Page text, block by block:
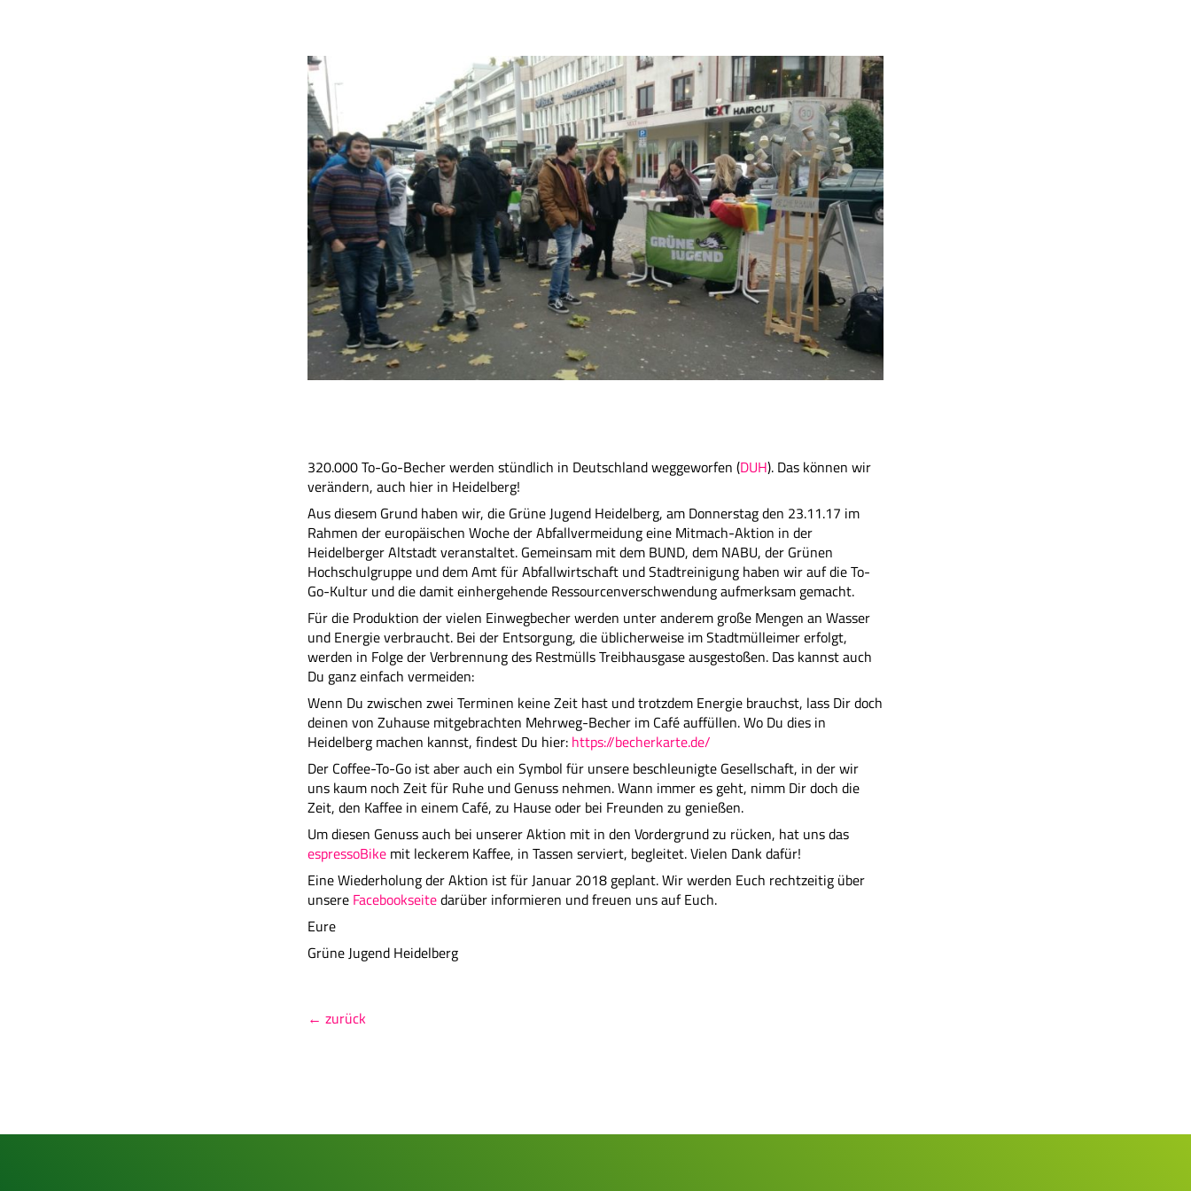
320.000 To-Go-Becher werden stündlich in Deutschland weggeworfen (DUH). Das können wir
verändern, auch hier in Heidelberg!
Aus diesem Grund haben wir, die Grüne Jugend Heidelberg, am Donnerstag den 23.11.17 im
Rahmen der europäischen Woche der Abfallvermeidung eine Mitmach-Aktion in der
Heidelberger Altstadt veranstaltet. Gemeinsam mit dem BUND, dem NABU, der Grünen
Hochschulgruppe und dem Amt für Abfallwirtschaft und Stadtreinigung haben wir auf die To-
Go-Kultur und die damit einhergehende Ressourcenverschwendung aufmerksam gemacht.
Für die Produktion der vielen Einwegbecher werden unter anderem große Mengen an Wasser
und Energie verbraucht. Bei der Entsorgung, die üblicherweise im Stadtmülleimer erfolgt,
werden in Folge der Verbrennung des Restmülls Treibhausgase ausgestoßen. Das kannst auch
Du ganz einfach vermeiden:
Wenn Du zwischen zwei Terminen keine Zeit hast und trotzdem Energie brauchst, lass Dir doch
deinen von Zuhause mitgebrachten Mehrweg-Becher im Café auffüllen. Wo Du dies in
Heidelberg machen kannst, findest Du hier: https://becherkarte.de/
Der Coffee-To-Go ist aber auch ein Symbol für unsere beschleunigte Gesellschaft, in der wir
uns kaum noch Zeit für Ruhe und Genuss nehmen. Wann immer es geht, nimm Dir doch die
Zeit, den Kaffee in einem Café, zu Hause oder bei Freunden zu genießen.
Um diesen Genuss auch bei unserer Aktion mit in den Vordergrund zu rücken, hat uns das
espressoBike mit leckerem Kaffee, in Tassen serviert, begleitet. Vielen Dank dafür!
Eine Wiederholung der Aktion ist für Januar 2018 geplant. Wir werden Euch rechtzeitig über
unsere Facebookseitedarüber informieren und freuen uns auf Euch.
Eure
Grüne Jugend Heidelberg
← zurück